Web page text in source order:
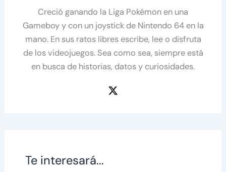
Creció ganando la Liga Pokémon en una
Gameboy y con un joystick de Nintendo 64 en la
mano. En sus ratos libres escribe, lee o disfruta
de los videojuegos. Sea como sea, siempre está
en busca de historias, datos y curiosidades.
Te interesará...